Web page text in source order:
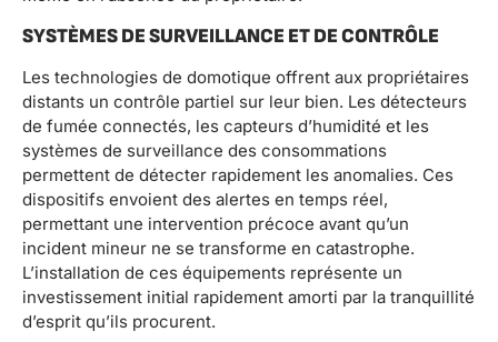
SYSTÈMES DE SURVEILLANCE ET DE CONTRÔLE
Les technologies de domotique offrent aux propriétaires
distants un contrôle partiel sur leur bien. Les détecteurs
de fumée connectés, les capteurs d’humidité et les
systèmes de surveillance des consommations
permettent de détecter rapidement les anomalies. Ces
dispositifs envoient des alertes en temps réel,
permettant une intervention précoce avant qu’un
incident mineur ne se transforme en catastrophe.
L’installation de ces équipements représente un
investissement initial rapidement amorti par la tranquillité
d’esprit qu’ils procurent.